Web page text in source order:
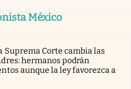
México
Suprema Corte cambia las
hermanos podrán
aunque la ley favorezca a